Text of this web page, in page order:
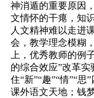
神消遁的重要原因
文情怀的干瘪，知
人文精神难以走进
会，教学理念模糊
上，优秀教师的例
的综合效应”改革
住“新”“趣”“情”“
课外语文天地；钱